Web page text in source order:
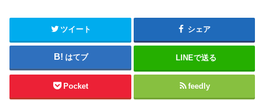
ツイート シェア
はてブ LINEで送る
Pocket feedly